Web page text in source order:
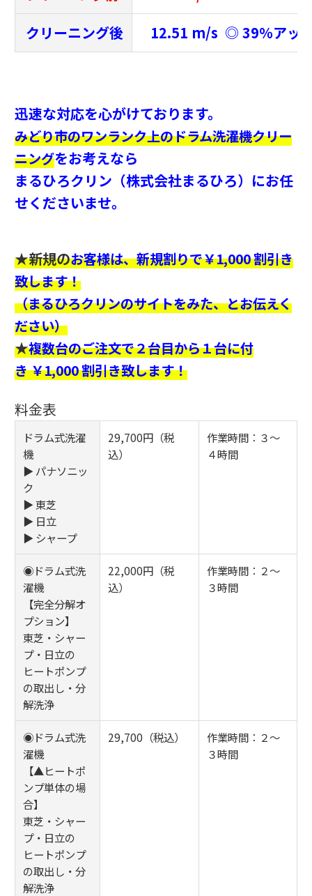
クリーニング後 12.51 m/s ◎ 39％アッ
迅速な対応を心がけております。
みどり市のワンランク上のドラム洗濯機クリー
ニングをお考えなら
まるひろクリン（株式会社まるひろ）にお任
せくださいませ。
★新規のお客様は、新規割りで￥1,000 割引き
致します！
（まるひろクリンのサイトをみた、とお伝えく
ださい）
★複数台のご注文で２台目から１台に付
き ￥1,000 割引き致します！
料金表
ドラム式洗濯
機
▶ パナソニッ
ク
▶ 東芝
▶ 日立
▶ シャープ
29,700円（税
込）
作業時間：３～
４時間
◉ドラム式洗
濯機
【完全分解オ
プション】
東芝・シャー
プ・日立の
ヒートポンプ
の取出し・分
解洗浄
22,000円（税
込）
作業時間：２～
３時間
◉ドラム式洗
濯機
【▲ヒートポ
ンプ単体の場
合】
東芝・シャー
プ・日立の
ヒートポンプ
の取出し・分
解洗浄
29,700（税込）
作業時間：２～
３時間